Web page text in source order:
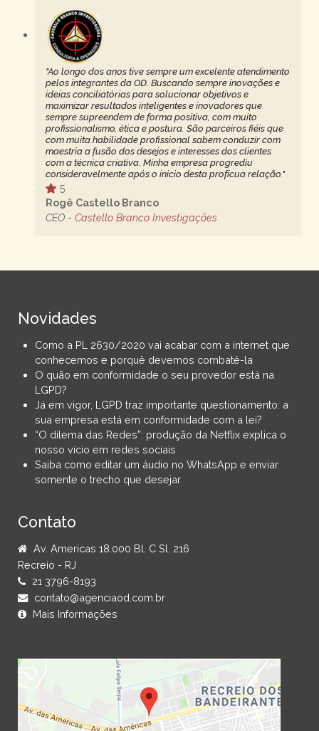
"Ao longo dos anos tive sempre um excelente atendimento
pelos integrantes da OD. Buscando sempre inovações e
ideias conciliatórias para solucionar objetivos e
maximizar resultados inteligentes e inovadores que
sempre supreendem de forma positiva, com muito
profissionalismo, ética e postura. São parceiros fiéis que
com muita habilidade profissional sabem conduzir com
maestria a fusão dos desejos e interesses dos clientes
com a técnica criativa. Minha empresa progrediu
consideravelmente após o início desta profícua relação."
5
Rogê Castello Branco
CEO - Castello Branco Investigações
Novidades
Como a PL 2630/2020 vai acabar com a internet que
conhecemos e porquê devemos combatê-la
O quão em conformidade o seu provedor está na
LGPD?
Já em vigor, LGPD traz importante questionamento: a
sua empresa está em conformidade com a lei?
“O dilema das Redes”: produção da Netflix explica o
nosso vício em redes sociais
Saiba como editar um áudio no WhatsApp e enviar
somente o trecho que desejar
Contato
Av. Americas 18.000 Bl. C Sl. 216
Recreio - RJ
21 3796-8193
contato@agenciaod.com.br
Mais Informações